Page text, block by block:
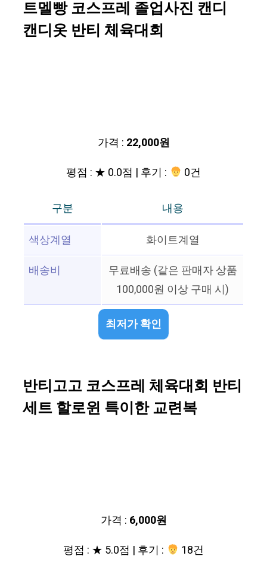
트멜빵 코스프레 졸업사진 캔디
캔디옷 반티 체육대회
가격 : 22,000원
평점 : ★ 0.0점 | 후기 :
0건
구분
내용
색상계열
화이트계열
배송비
무료배송 (같은 판매자 상품
100,000원 이상 구매 시)
최저가 확인
반티고고 코스프레 체육대회 반티
세트 할로윈 특이한 교련복
가격 : 6,000원
평점 : ★ 5.0점 | 후기 :
18건